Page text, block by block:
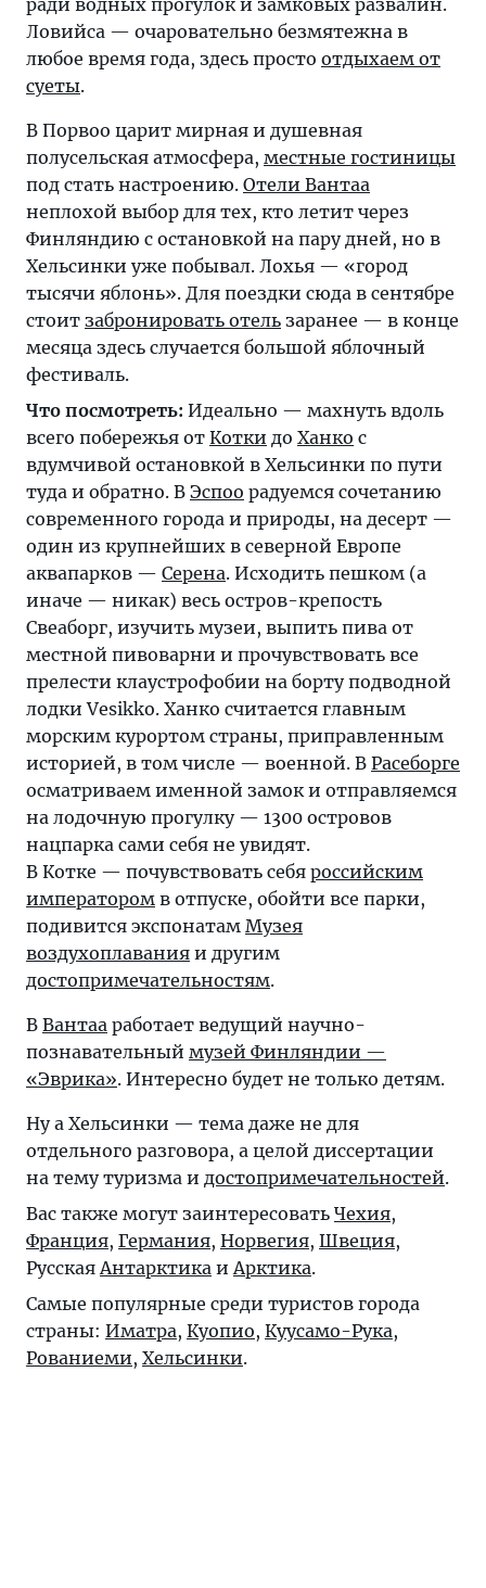
ради водных прогулок и замковых развалин.
Ловийса — очаровательно безмятежна в
любое время года, здесь просто отдыхаем от
суеты.
В Порвоо царит мирная и душевная
полусельская атмосфера, местные гостиницы
под стать настроению. Отели Вантаа
неплохой выбор для тех, кто летит через
Финляндию с остановкой на пару дней, но в
Хельсинки уже побывал. Лохья — «город
тысячи яблонь». Для поездки сюда в сентябре
стоит забронировать отель заранее — в конце
месяца здесь случается большой яблочный
фестиваль.
Что посмотреть: Идеально — махнуть вдоль
всего побережья от Котки до Ханко с
вдумчивой остановкой в Хельсинки по пути
туда и обратно. В Эспоо радуемся сочетанию
современного города и природы, на десерт —
один из крупнейших в северной Европе
аквапарков — Серена. Исходить пешком (а
иначе — никак) весь остров-крепость
Свеаборг, изучить музеи, выпить пива от
местной пивоварни и прочувствовать все
прелести клаустрофобии на борту подводной
лодки Vesikko. Ханко считается главным
морским курортом страны, приправленным
историей, в том числе — военной. В Расеборге
осматриваем именной замок и отправляемся
на лодочную прогулку — 1300 островов
нацпарка сами себя не увидят.
В Котке — почувствовать себя российским
императором в отпуске, обойти все парки,
подивится экспонатам Музея
воздухоплавания и другим
достопримечательностям.
В Вантаа работает ведущий научно-
познавательный музей Финляндии —
«Эврика». Интересно будет не только детям.
Ну а Хельсинки — тема даже не для
отдельного разговора, а целой диссертации
на тему туризма и достопримечательностей.
Вас также могут заинтересовать Чехия,
Франция, Германия, Норвегия, Швеция,
РусскаяАнтарктика иАрктика.
Самые популярные среди туристов города
страны: Иматра, Куопио, Куусамо-Рука,
Рованиеми, Хельсинки.